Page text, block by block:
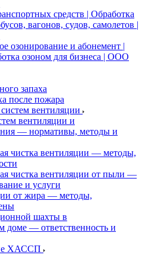
средств | Обработка
вагонов, судов, самолетов |
озонирование и абонемент |
озоном для бизнеса | ООО
запаха
после пожара
вентиляции
вентиляции и
— нормативы, методы и
чистка вентиляции — методы,
чистка вентиляции от пыли —
и услуги
от жира — методы,
шахты в
доме — ответственность и
ХАССП